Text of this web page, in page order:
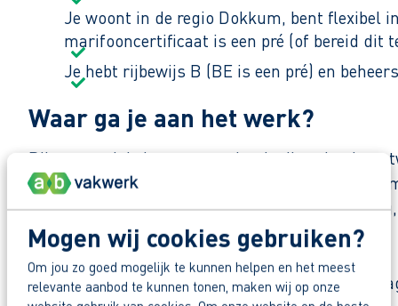
Mogen wij cookies gebruiken?
Om jou zo goed mogelijk te kunnen helpen en het meest
relevante aanbod te kunnen tonen, maken wij op onze
Je woont in de regio Dokkum, bent flexibel
marifooncertificaat is een pré (of bereid dit
Je hebt rijbewijs B (BE is een pré) en
Waar ga je aan het werk?
Bij ons werk je in een organisatie die volop in
verschillende locaties vorm je een betrokken
doorzetters: onze vakmensen leggen de lat
Zo maak je werk van jouw toekomst
Reageer nu op deze vacature. Al binnen 1